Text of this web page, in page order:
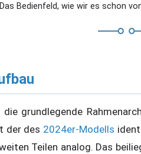
Bedienfeld, wie wir es schon
die grundlegende
der des 2024er-Modells
Teilen analog. Das